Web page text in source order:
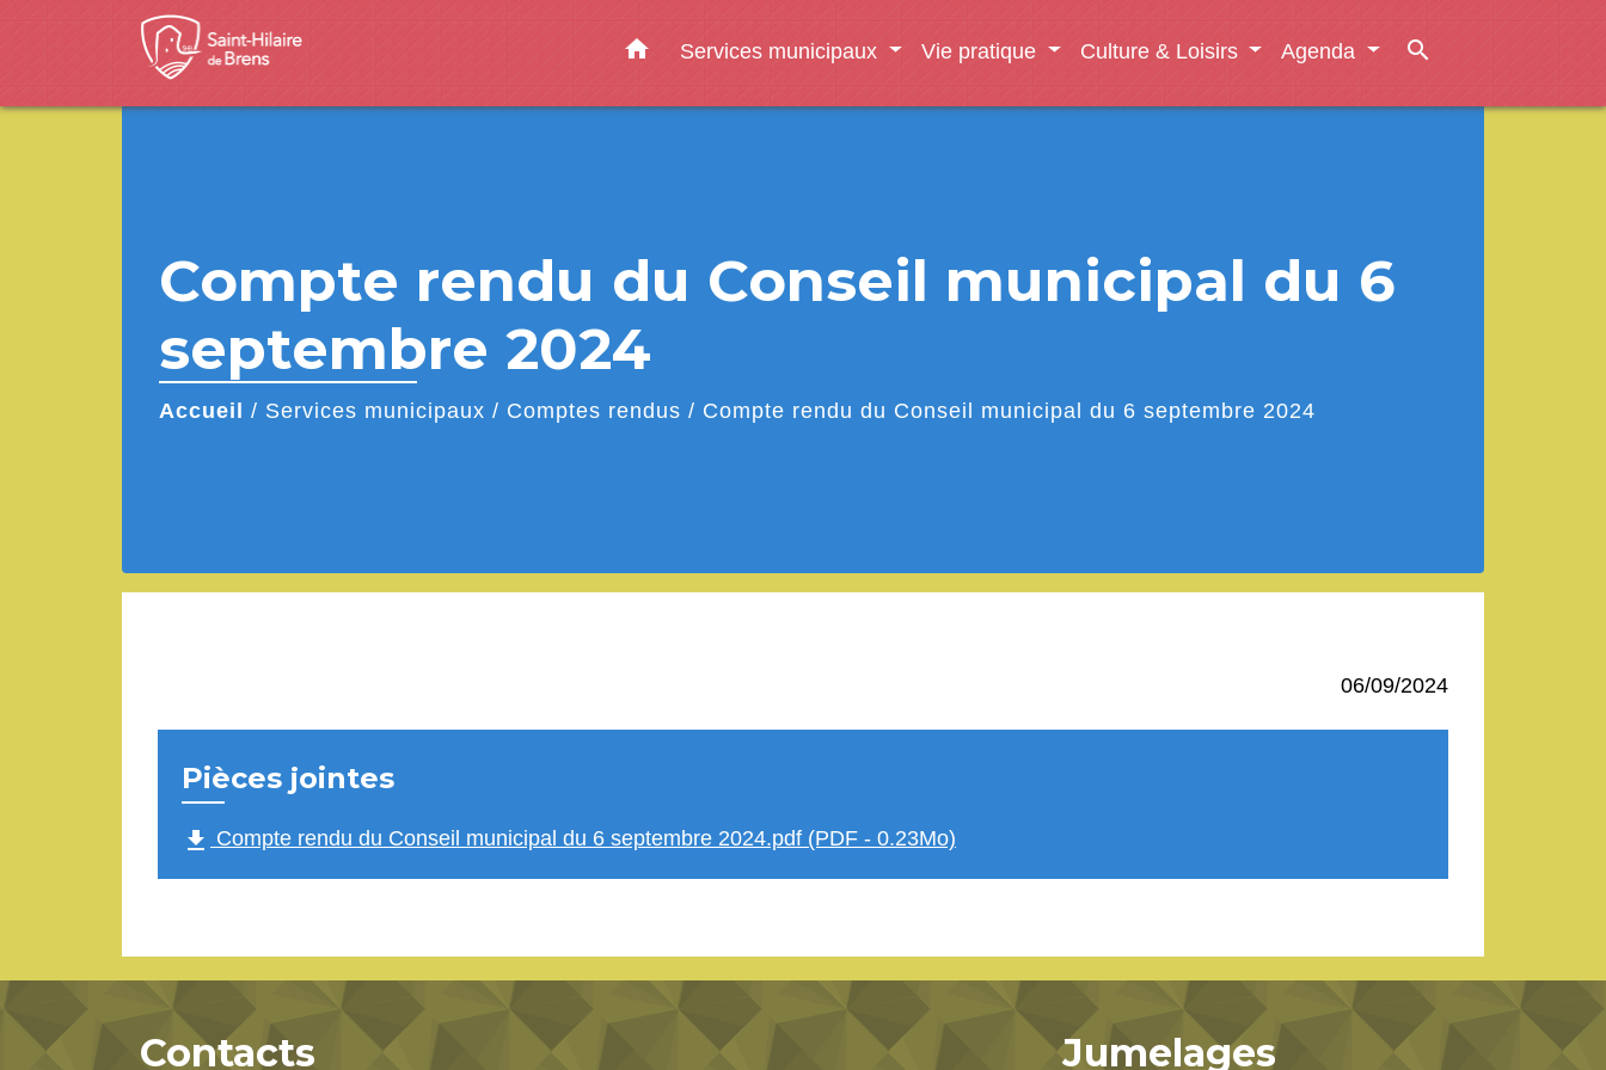
home Services municipaux Vie pratique Culture & Loisirs Agenda search
Compte rendu du Conseil municipal du 6
septembre 2024
Accueil / Services municipaux / Comptes rendus / Compte rendu du Conseil municipal du 6 septembre 2024
06/09/2024
Pièces jointes
file_download Compte rendu du Conseil municipal du 6 septembre 2024.pdf (PDF - 0.23Mo)
Contacts Jumelages